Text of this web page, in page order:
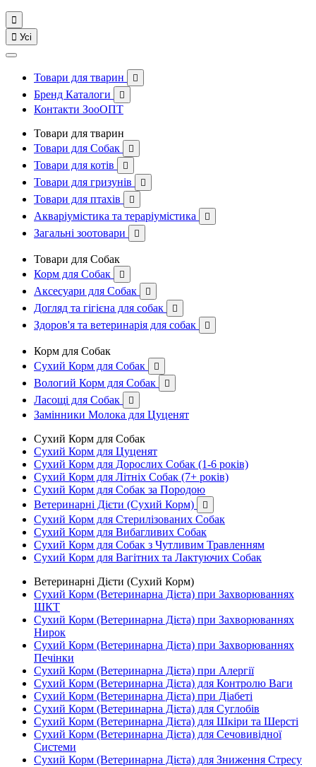

 Усі
Товари для тварин 
Бренд Каталоги 
Контакти ЗооОПТ
Товари для тварин
Товари для Собак

Товари для котів 
Товари для гризунів 
Товари для птахів 
Акваріумістика та тераріумістика 
Загальні зоотовари 
Товари для Собак
Корм для Собак

Аксесуари для Собак 
Догляд та гігієна для собак 
Здоров'я та ветеринарія для собак 
Корм для Собак
Сухий Корм для Собак

Вологий Корм для Собак 
Ласощі для Собак 
Замінники Молока для Цуценят
Сухий Корм для Собак
Сухий Корм для Цуценят
Сухий Корм для Дорослих Собак (1-6 років)
Сухий Корм для Літніх Собак (7+ років)
Сухий Корм для Собак за Породою
Ветеринарні Дієти (Сухий Корм)

Сухий Корм для Стерилізованих Собак
Сухий Корм для Вибагливих Собак
Сухий Корм для Собак з Чутливим Травленням
Сухий Корм для Вагітних та Лактуючих Собак
Ветеринарні Дієти (Сухий Корм)
Сухий Корм (Ветеринарна Дієта) при Захворюваннях
ШКТ
Сухий Корм (Ветеринарна Дієта) при Захворюваннях
Нирок
Сухий Корм (Ветеринарна Дієта) при Захворюваннях
Печінки
Сухий Корм (Ветеринарна Дієта) при Алергії
Сухий Корм (Ветеринарна Дієта) для Контролю Ваги
Сухий Корм (Ветеринарна Дієта) при Діабеті
Сухий Корм (Ветеринарна Дієта) для Суглобів
Сухий Корм (Ветеринарна Дієта) для Шкіри та Шерсті
Сухий Корм (Ветеринарна Дієта) для Сечовивідної
Системи
Сухий Корм (Ветеринарна Дієта) для Зниження Стресу